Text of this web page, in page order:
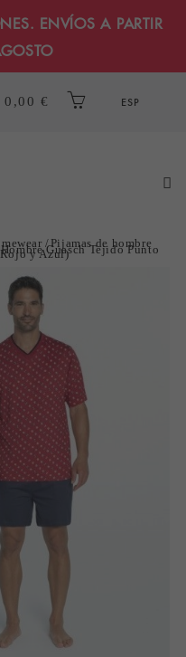
ENVÍOS A PARTIR
0,00 € ESP
Pijamas de hombre
Guasch Tejido Punto
y Azul)